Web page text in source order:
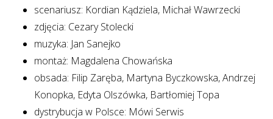
scenariusz: Kordian Kądziela, Michał Wawrzecki
zdjęcia: Cezary Stolecki
muzyka: Jan Sanejko
montaż: Magdalena Chowańska
obsada: Filip Zaręba, Martyna Byczkowska, Andrzej
Konopka, Edyta Olszówka, Bartłomiej Topa
dystrybucja w Polsce: Mówi Serwis